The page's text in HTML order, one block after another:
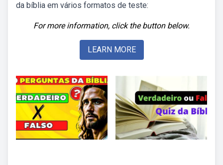
da bíblia em vários formatos de teste:
For more information, click the button below.
LEARN MORE